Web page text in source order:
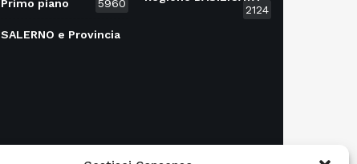
Primo piano 5960
SALERNO e Provincia
2124